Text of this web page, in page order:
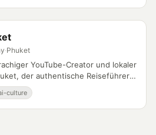
·Phuket
YouTube-Creator und lokaler
der authentische Reiseführer
teilt.
culture